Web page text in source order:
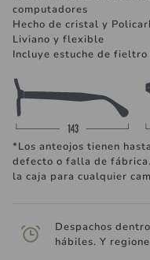
computadores
Hecho de cristal y
Liviano y flexible
Incluye estuche de fieltro
*Los anteojos tienen
defecto o falla de
la caja para cualquier
Despachos
hábiles. Y